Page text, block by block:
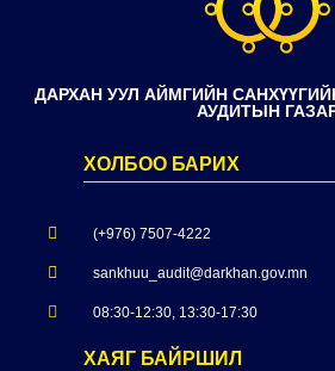
ДАРХАН УУЛ АЙМГИЙН
АУДИТЫН
ХОЛБОО БАРИХ
(+976) 7507-4222
sankhuu_audit@darkhan.gov.mn
08:30-12:30, 13:30-17:30
ХАЯГ БАЙРШИЛ